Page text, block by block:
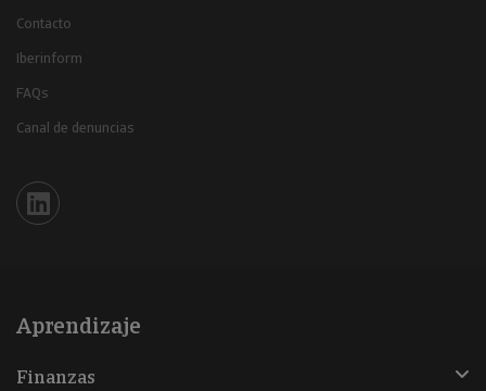
Contacto
Iberinform
FAQs
Canal de denuncias
Iberinform en Linkedin
Aprendizaje
Finanzas